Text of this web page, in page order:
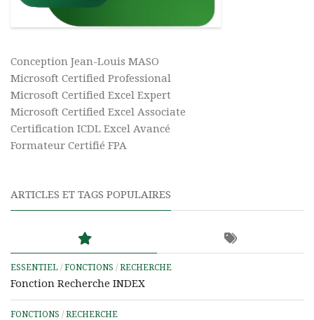
Conception Jean-Louis MASO
Microsoft Certified Professional
Microsoft Certified Excel Expert
Microsoft Certified Excel Associate
Certification ICDL Excel Avancé
Formateur Certifié FPA
ARTICLES ET TAGS POPULAIRES
ESSENTIEL / FONCTIONS / RECHERCHE
Fonction Recherche INDEX
FONCTIONS / RECHERCHE